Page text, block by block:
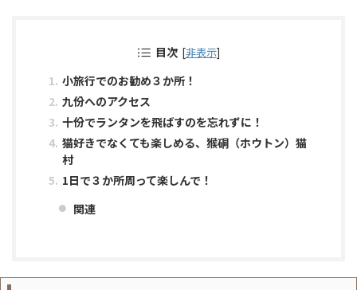
目次 [非表示]
小旅行でのお勧め３か所！
九份へのアクセス
十份でランタンを飛ばすのを忘れずに！
猫好きでなくても楽しめる、猴硐（ホウトン）猫
村
1日で３か所周って楽しんで！
関連